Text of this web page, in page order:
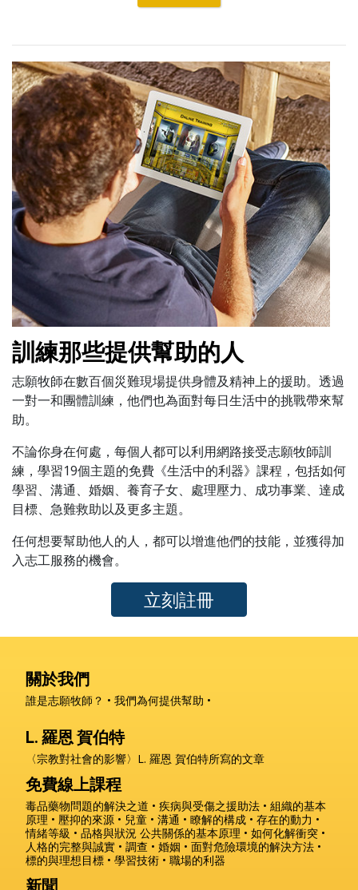
訓練那些提供幫助的人
志願牧師在數百個災難現場提供身體及精神上的援助。透過
一對一和團體訓練，他們也為面對每日生活中的挑戰帶來幫
助。
不論你身在何處，每個人都可以利用網路接受志願牧師訓
練，學習19個主題的免費《生活中的利器》課程，包括如何
學習、溝通、婚姻、養育子女、處理壓力、成功事業、達成
目標、急難救助以及更多主題。
任何想要幫助他人的人，都可以增進他們的技能，並獲得加
入志工服務的機會。
立刻註冊
關於我們
誰是志願牧師？ 我們為何提供幫助
L. 羅恩 賀伯特
〈宗教對社會的影響〉L. 羅恩 賀伯特所寫的文章
免費線上課程
毒品藥物問題的解決之道 疾病與受傷之援助法
組織的基本
原理
壓抑的來源 兒童 溝通 瞭解的構成
存在的動力
情緒等級
品格與狀況 公共關係的基本原理
如何化解衝突
人格的完整與誠實
調查 婚姻
面對危險環境的解決方法
標的與理想目標
學習技術 職場的利器
新聞